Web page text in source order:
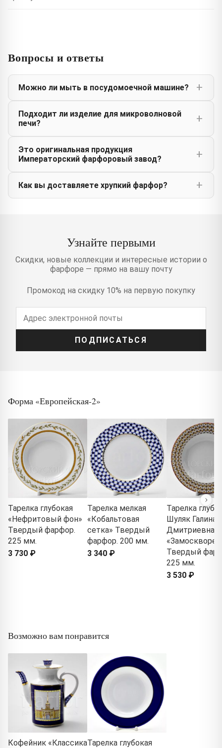
Вопросы и ответы
Можно ли мыть в посудомоечной машине?
Подходит ли изделие для микроволновой
печи?
Это оригинальная продукция
Императорский фарфоровый завод?
Как вы доставляете хрупкий фарфор?
Узнайте первыми
Скидки, новые коллекции и интересные истории о
фарфоре — прямо на вашу почту
Промокод на скидку 10% на первую покупку
ПОДПИСАТЬСЯ
Форма «Европейская-2»
Тарелка глубокая
«Нефритовый фон»
Твердый фарфор.
225 мм.
3 730 ₽
Тарелка мелкая
«Кобальтовая
сетка» Твердый
фарфор. 200 мм.
3 340 ₽
Тарелка
Шуляк Галина
Дмитриевна
Твердый
225 мм.
3 530 ₽
Возможно вам понравится
Кофейник «КлассикаТарелка глубокая